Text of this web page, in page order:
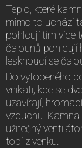
Teplo, které
mimo to uchází
pohlcují tím více
čalounů pohlcují
lesknoucí se
Do vytopeného
vnikati; kde se
uzavírají,
vzduchu.
užitečný
topí z venku.